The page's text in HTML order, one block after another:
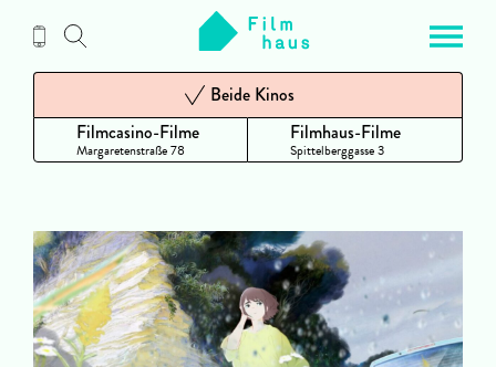
Inhalt
Filmcasino-Filme
Margaretenstraße 78
Beide Kinos
Filmhaus-Filme
Spittelberggasse 3